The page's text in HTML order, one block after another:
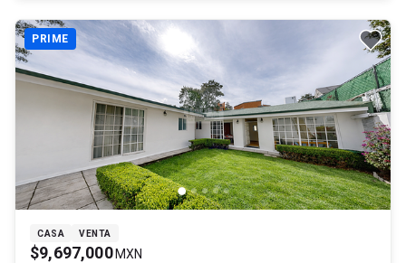
PRIME
CASA VENTA
$9,697,000 MXN